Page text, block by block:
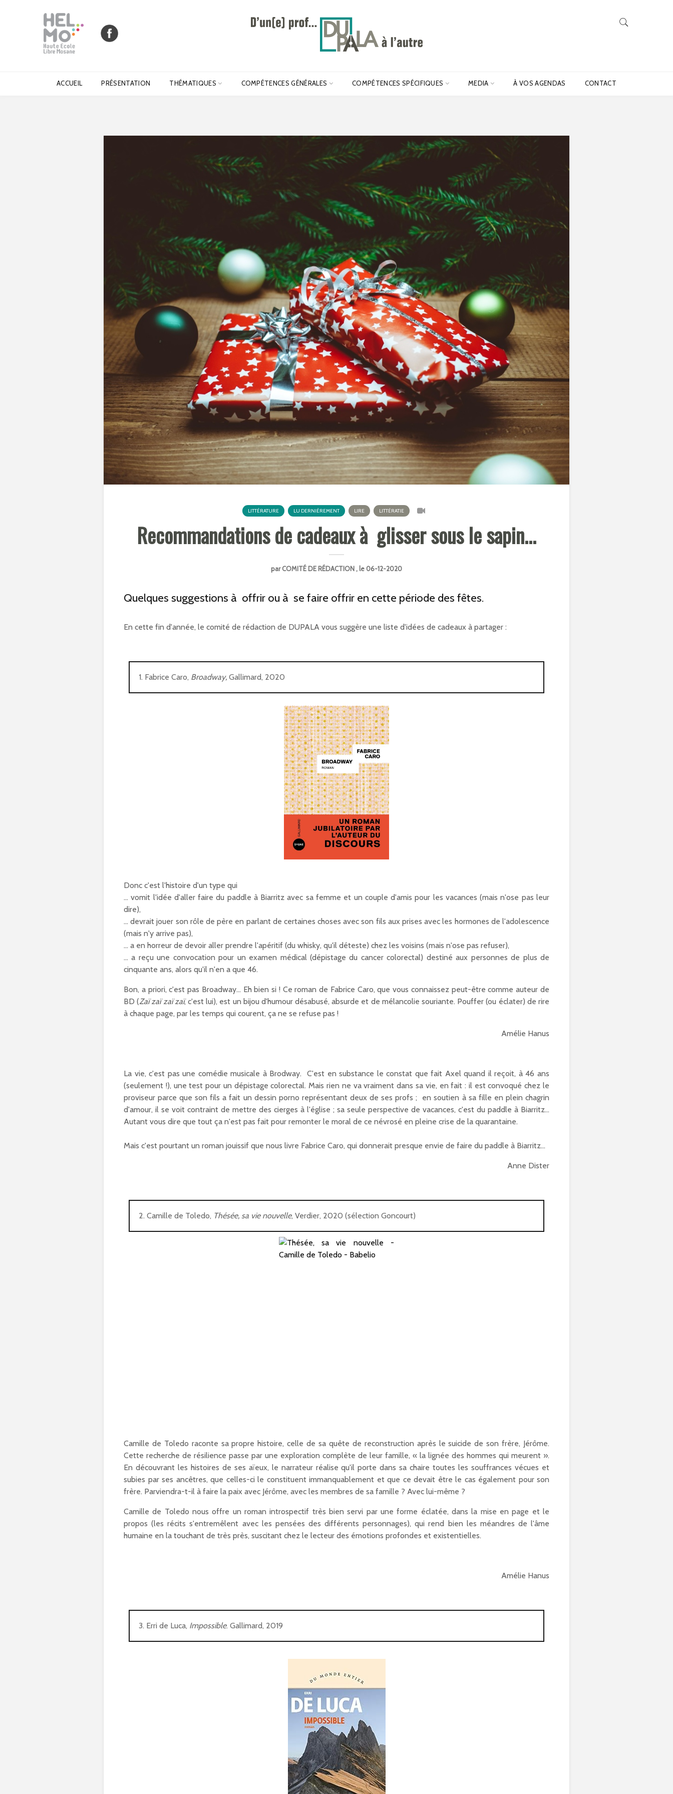
ACCUEIL PRÉSENTATION THÉMATIQUES COMPÉTENCES GÉNÉRALES COMPÉTENCES SPÉCIFIQUES MEDIA À VOS AGENDAS CONTACT
LITTÉRATURE LU DERNIÈREMENT LIRE LITTÉRATIE
Recommandations de cadeaux à glisser sous le sapin...
parCOMITÉ DE RÉDACTION, le 06-12-2020
Quelques suggestions à offrir ou à se faire offrir en cette période des fêtes.
En cette fin d'année, le comité de rédaction de DUPALA vous suggère une liste d'idées de cadeaux à partager :
1. Fabrice Caro, Broadway, Gallimard, 2020
Donc c'est l'histoire d'un type qui
... vomit l'idée d'aller faire du paddle à Biarritz avec sa femme et un couple d'amis pour les vacances (mais n'ose pas leur
dire),
... devrait jouer son rôle de père en parlant de certaines choses avec son fils aux prises avec les hormones de l'adolescence
(mais n'y arrive pas),
… a en horreur de devoir aller prendre l'apéritif (du whisky, qu'il déteste) chez les voisins (mais n'ose pas refuser),
… a reçu une convocation pour un examen médical (dépistage du cancer colorectal) destiné aux personnes de plus de
cinquante ans, alors qu'il n'en a que 46.
Bon, a priori, c'est pas Broadway… Eh bien si ! Ce roman de Fabrice Caro, que vous connaissez peut-être comme auteur de
BD (Zaï zaï zaï zaï, c'est lui), est un bijou d'humour désabusé, absurde et de mélancolie souriante. Pouffer (ou éclater) de rire
à chaque page, par les temps qui courent, ça ne se refuse pas !
Amélie Hanus
La vie, c'est pas une comédie musicale à Brodway. C'est en substance le constat que fait Axel quand il reçoit, à 46 ans
(seulement !), une test pour un dépistage colorectal. Mais rien ne va vraiment dans sa vie, en fait : il est convoqué chez le
proviseur parce que son fils a fait un dessin porno représentant deux de ses profs ; en soutien à sa fille en plein chagrin
d'amour, il se voit contraint de mettre des cierges à l'église ; sa seule perspective de vacances, c'est du paddle à Biarritz…
Autant vous dire que tout ça n'est pas fait pour remonter le moral de ce névrosé en pleine crise de la quarantaine.
Mais c'est pourtant un roman jouissif que nous livre Fabrice Caro, qui donnerait presque envie de faire du paddle à Biarritz...
Anne Dister
2. Camille de Toledo, Thésée, sa vie nouvelle, Verdier, 2020 (sélection Goncourt)
Camille de Toledo raconte sa propre histoire, celle de sa quête de reconstruction après le suicide de son frère, Jérôme.
Cette recherche de résilience passe par une exploration complète de leur famille, « la lignée des hommes qui meurent ».
En découvrant les histoires de ses aïeux, le narrateur réalise qu'il porte dans sa chaire toutes les souffrances vécues et
subies par ses ancêtres, que celles-ci le constituent immanquablement et que ce devait être le cas également pour son
frère. Parviendra-t-il à faire la paix avec Jérôme, avec les membres de sa famille ? Avec lui-même ?
Camille de Toledo nous offre un roman introspectif très bien servi par une forme éclatée, dans la mise en page et le
propos (les récits s'entremêlent avec les pensées des différents personnages), qui rend bien les méandres de l'âme
humaine en la touchant de très près, suscitant chez le lecteur des émotions profondes et existentielles.
Amélie Hanus
3. Erri de Luca, Impossible. Gallimard, 2019